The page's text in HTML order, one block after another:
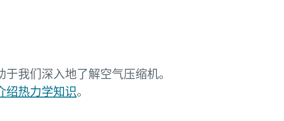
我们深入地了解空气压缩机。
绍热力学知识。